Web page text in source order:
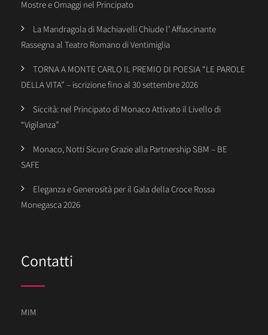
Mostre e Omaggi nel Principato
La Mandragola di Machiavelli Chiude l’ Affascinante
Rassegna al Teatro Romano di Ventimiglia
TORNA A MONTE CARLO IL PREMIO DI POESIA “LE PAROLE
DELLA VITA” – iscrizione fino al 30 settembre 2026
Siccità: nel Principato di Monaco Attivato il Livello di
“Vigilanza”
Monaco, Notti Sicure Grazie alla Partnership SBM – BE
SAFE
Eleganza e Generosità per il Gala della Croce Rossa
Monegasca 2026
Contatti
MIM